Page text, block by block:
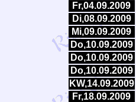
Fr,04.09.2009
Di,08.09.2009
Mi,09.09.2009
Do,10.09.2009
Do,10.09.2009
Do,10.09.2009
KW,14.09.2009
Fr,18.09.2009